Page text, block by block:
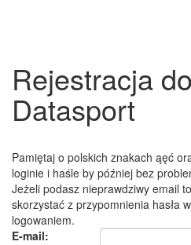
Rejestracja
Datasport
Pamiętaj o polskich znakach ąęć
loginie i haśle by później bez
Jeżeli podasz nieprawdziwy email
skorzystać z przypomnienia hasła
logowaniem.
E-mail: